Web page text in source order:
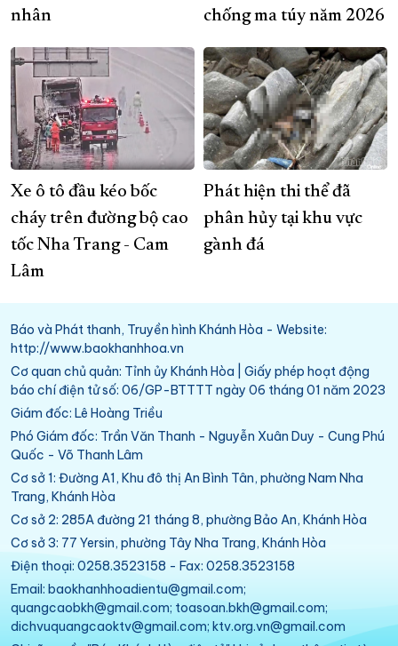
nhân
chống ma túy năm 2026
Xe ô tô đầu kéo bốc
cháy trên đường bộ cao
tốc Nha Trang - Cam
Lâm
Phát hiện thi thể đã
phân hủy tại khu vực
gành đá
Báo và Phát thanh, Truyền hình Khánh Hòa - Website:
http://www.baokhanhhoa.vn
Cơ quan chủ quản: Tỉnh ủy Khánh Hòa | Giấy phép hoạt động
báo chí điện tử số: 06/GP-BTTTT ngày 06 tháng 01 năm 2023
Giám đốc: Lê Hoàng Triều
Phó Giám đốc: Trần Văn Thanh - Nguyễn Xuân Duy - Cung Phú
Quốc - Võ Thanh Lâm
Cơ sở 1: Đường A1, Khu đô thị An Bình Tân, phường Nam Nha
Trang, Khánh Hòa
Cơ sở 2: 285A đường 21 tháng 8, phường Bảo An, Khánh Hòa
Cơ sở 3: 77 Yersin, phường Tây Nha Trang, Khánh Hòa
Điện thoại: 0258.3523158 - Fax: 0258.3523158
Email: baokhanhhoadientu@gmail.com;
quangcaobkh@gmail.com; toasoan.bkh@gmail.com;
dichvuquangcaoktv@gmail.com; ktv.org.vn@gmail.com